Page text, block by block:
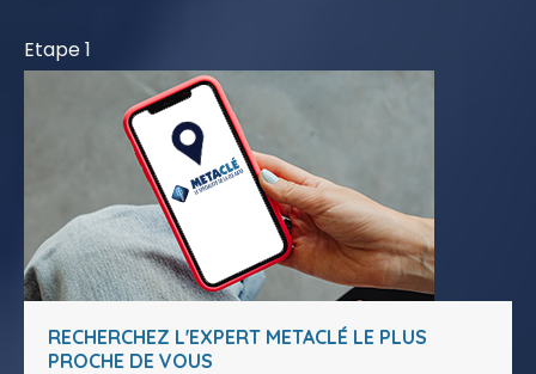
Etape 1
RECHERCHEZ L'EXPERT METACLÉ LE PLUS
PROCHE DE VOUS